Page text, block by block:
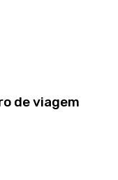
de viagem